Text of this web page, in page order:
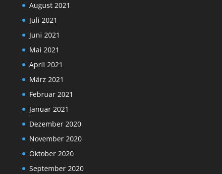
August 2021
Juli 2021
Juni 2021
Mai 2021
April 2021
März 2021
Februar 2021
Januar 2021
Dezember 2020
November 2020
Oktober 2020
September 2020